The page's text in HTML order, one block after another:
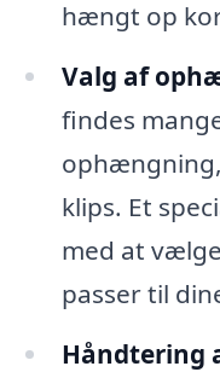
hængt op
Valg af
findes
klips. Et
med at
passer til
Håndtering